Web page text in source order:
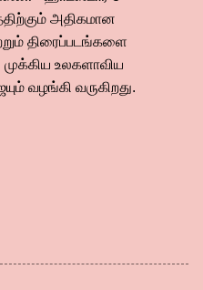
அதிகமான
திரைப்படங்களை
உலகளாவிய
வழங்கி வருகிறது.